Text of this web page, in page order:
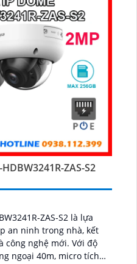
ZAS-S2
ZAS-S2 là lựa
an ninh trong nhà, kết
nghệ mới. Với độ
ngoại 40m, micro tích